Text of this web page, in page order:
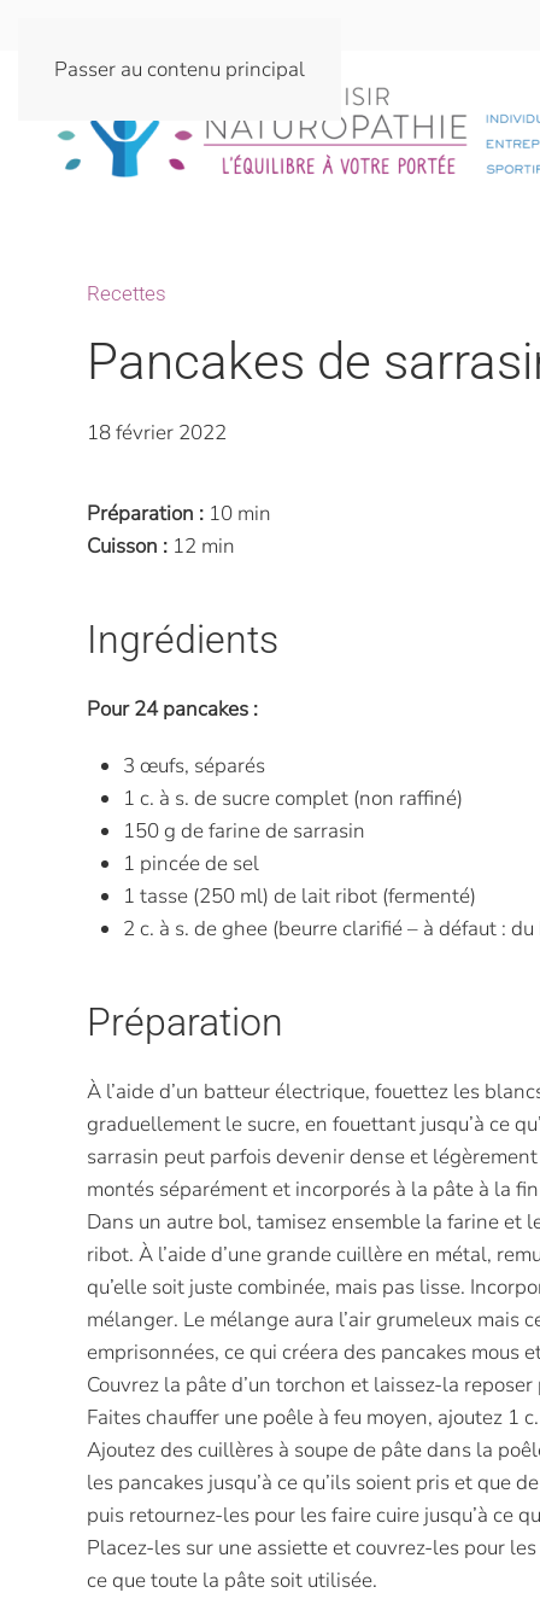
Passer au contenu principal
Recettes
Pancakes de
18 février 2022
Préparation : 10 min
Cuisson : 12 min
Ingrédients
Pour 24 pancakes :
3 œufs, séparés
1 c. à s. de sucre complet (non raffiné)
150 g de farine de sarrasin
1 pincée de sel
1 tasse (250 ml) de lait ribot (fermenté)
2 c. à s. de ghee (beurre clarifié – à défaut : du
Préparation
À l’aide d’un batteur électrique, fouettez les
graduellement le sucre, en fouettant jusqu’à ce
sarrasin peut parfois devenir dense et
montés séparément et incorporés à la pâte à la
Dans un autre bol, tamisez ensemble la farine et
ribot. À l’aide d’une grande cuillère en métal,
qu’elle soit juste combinée, mais pas lisse.
mélanger. Le mélange aura l’air grumeleux mais
emprisonnées, ce qui créera des pancakes mous
Couvrez la pâte d’un torchon et laissez-la
Faites chauffer une poêle à feu moyen, ajoutez 1
Ajoutez des cuillères à soupe de pâte dans la
les pancakes jusqu’à ce qu’ils soient pris et que
puis retournez-les pour les faire cuire jusqu’à ce
Placez-les sur une assiette et couvrez-les pour
ce que toute la pâte soit utilisée.